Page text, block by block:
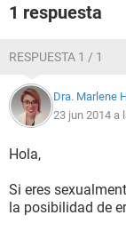
1 respuesta
RESPUESTA 1 / 1
Dra. Marlene
23 jun 2014 a
Hola,
Si eres
la posibilidad de